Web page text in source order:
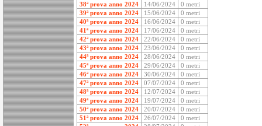
38ª prova anno 2024
14/06/2024
0 metri
39ª prova anno 2024
15/06/2024
0 metri
40ª prova anno 2024
16/06/2024
0 metri
41ª prova anno 2024
17/06/2024
0 metri
42ª prova anno 2024
22/06/2024
0 metri
43ª prova anno 2024
23/06/2024
0 metri
44ª prova anno 2024
28/06/2024
0 metri
45ª prova anno 2024
29/06/2024
0 metri
46ª prova anno 2024
30/06/2024
0 metri
47ª prova anno 2024
07/07/2024
0 metri
48ª prova anno 2024
12/07/2024
0 metri
49ª prova anno 2024
19/07/2024
0 metri
50ª prova anno 2024
20/07/2024
0 metri
51ª prova anno 2024
26/07/2024
0 metri